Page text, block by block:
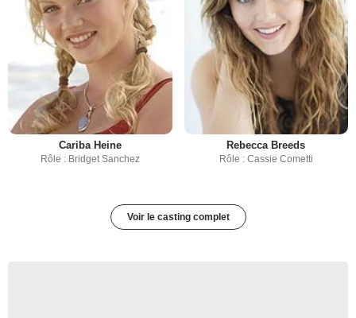
Cariba Heine
Rôle : Bridget Sanchez
Rebecca Breeds
Rôle : Cassie Cometti
Voir le casting complet